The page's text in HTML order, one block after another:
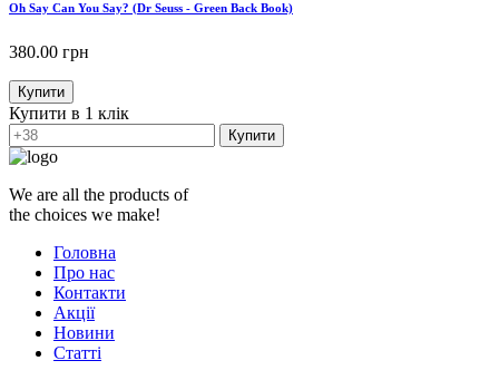
Oh Say Can You Say? (Dr Seuss - Green Back Book)
380.00 грн
Купити
Купити в 1 клік
Купити
We are all the products of
the choices we make!
Головна
Про нас
Контакти
Акції
Новини
Статті